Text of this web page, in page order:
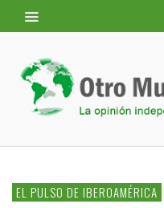
EL PULSO DE IBEROAMÉRICA